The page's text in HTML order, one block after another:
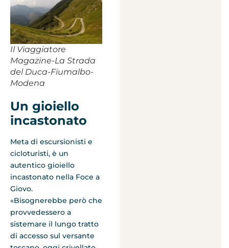
Il Viaggiatore
Magazine-La Strada
del Duca-Fiumalbo-
Modena
Un gioiello
incastonato
Meta di escursionisti e
cicloturisti, è un
autentico gioiello
incastonato nella Foce a
Giovo.
«Bisognerebbe però che
provvedessero a
sistemare il lungo tratto
di accesso sul versante